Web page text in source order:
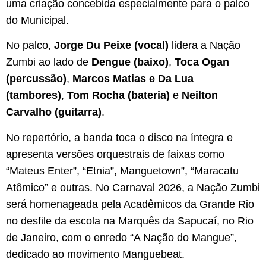
uma criação concebida especialmente para o palco
do Municipal.
No palco, Jorge Du Peixe (vocal) lidera a Nação
Zumbi ao lado de Dengue (baixo), Toca Ogan
(percussão), Marcos Matias e Da Lua
(tambores), Tom Rocha (bateria) e Neilton
Carvalho (guitarra).
No repertório, a banda toca o disco na íntegra e
apresenta versões orquestrais de faixas como
“Mateus Enter”, “Etnia”, Manguetown”, “Maracatu
Atômico” e outras. No Carnaval 2026, a Nação Zumbi
será homenageada pela Acadêmicos da Grande Rio
no desfile da escola na Marquês da Sapucaí, no Rio
de Janeiro, com o enredo “A Nação do Mangue”,
dedicado ao movimento Manguebeat.